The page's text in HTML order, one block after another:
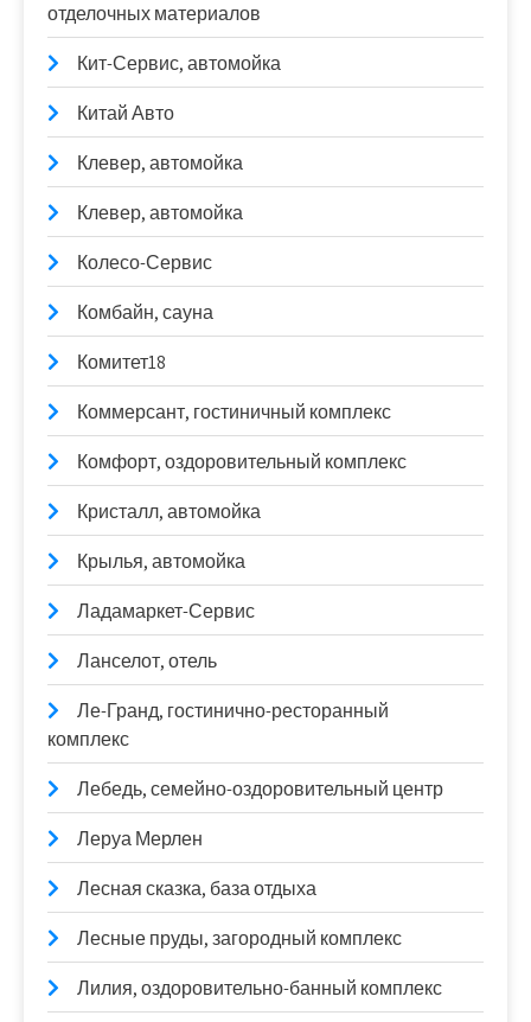
отделочных материалов
Кит-Сервис, автомойка
Китай Авто
Клевер, автомойка
Клевер, автомойка
Колесо-Сервис
Комбайн, сауна
Комитет18
Коммерсант, гостиничный комплекс
Комфорт, оздоровительный комплекс
Кристалл, автомойка
Крылья, автомойка
Ладамаркет-Сервис
Ланселот, отель
Ле-Гранд, гостинично-ресторанный
комплекс
Лебедь, семейно-оздоровительный центр
Леруа Мерлен
Лесная сказка, база отдыха
Лесные пруды, загородный комплекс
Лилия, оздоровительно-банный комплекс